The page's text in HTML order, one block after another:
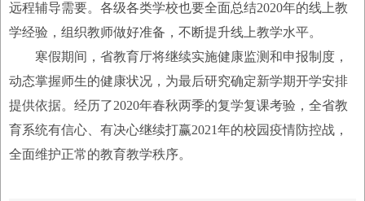
远程辅导需要。各级各类学校也要全面总结2020年的线上教
学经验，组织教师做好准备，不断提升线上教学水平。
寒假期间，省教育厅将继续实施健康监测和申报制度，
动态掌握师生的健康状况，为最后研究确定新学期开学安排
提供依据。经历了2020年春秋两季的复学复课考验，全省教
育系统有信心、有决心继续打赢2021年的校园疫情防控战，
全面维护正常的教育教学秩序。